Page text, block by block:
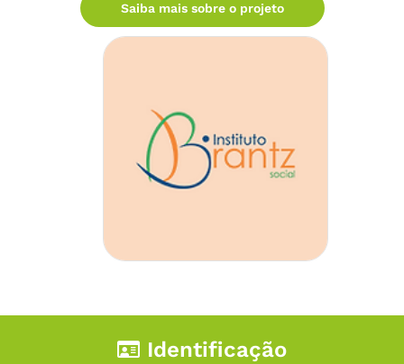
Saiba mais sobre o projeto
Identificação